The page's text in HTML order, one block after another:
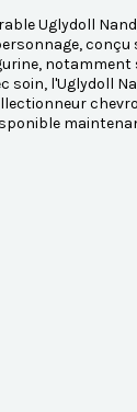
Uglydoll
soin, l'Uglydoll